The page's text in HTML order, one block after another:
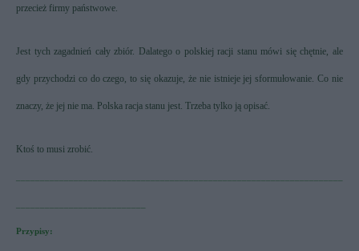
przecież firmy państwowe.
Jest tych zagadnień cały zbiór. Dalatego o polskiej racji stanu mówi się chętnie, ale
gdy przychodzi co do czego, to się okazuje, że nie istnieje jej sformułowanie. Co nie
znaczy, że jej nie ma. Polska racja stanu jest. Trzeba tylko ją opisać.
Ktoś to musi zrobić.
Przypisy: